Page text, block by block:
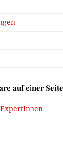
auf einer Seite